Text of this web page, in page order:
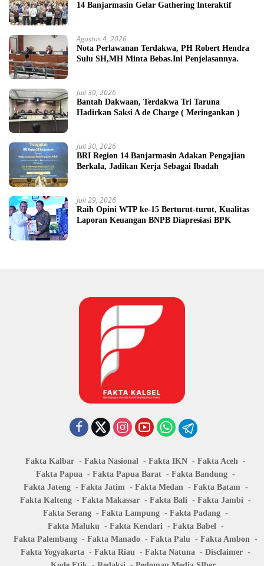
14 Banjarmasin Gelar Gathering Interaktif
Agustus 4, 2026
Nota Perlawanan Terdakwa, PH Robert Hendra
Sulu SH,MH Minta Bebas.Ini Penjelasannya.
Juli 30, 2026
Bantah Dakwaan, Terdakwa Tri Taruna
Hadirkan Saksi A de Charge ( Meringankan )
Juli 30, 2026
BRI Region 14 Banjarmasin Adakan Pengajian
Berkala, Jadikan Kerja Sebagai Ibadah
Juli 29, 2026
Raih Opini WTP ke-15 Berturut-turut, Kualitas
Laporan Keuangan BNPB Diapresiasi BPK
Fakta Kalbar Fakta Nasional Fakta IKN
Fakta Aceh
Fakta Papua
Fakta Papua Barat
Fakta Bandung
Fakta Jateng
Fakta Jatim Fakta Medan
Fakta Batam
Fakta Kalteng
Fakta Makassar Fakta Bali
Fakta Jambi
Fakta Serang
Fakta Lampung
Fakta Padang
Fakta Maluku
Fakta Kendari
Fakta Babel
Fakta Palembang
Fakta Manado Fakta Palu
Fakta Ambon
Fakta Yogyakarta
Fakta Riau Fakta Natuna
Disclaimer